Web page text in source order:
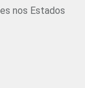
nos Estados